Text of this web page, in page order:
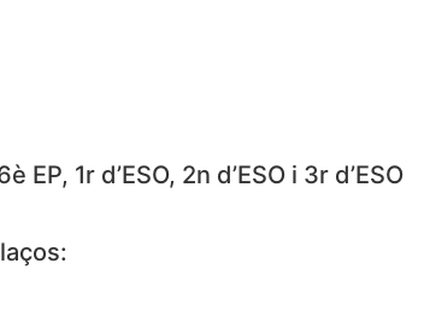
1r d’ESO, 2n d’ESO i 3r d’ESO